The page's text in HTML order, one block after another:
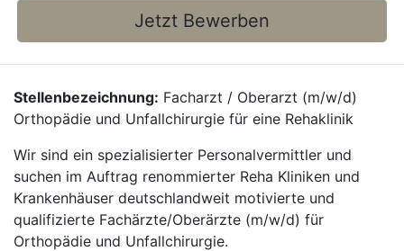
Jetzt Bewerben
Stellenbezeichnung: Facharzt / Oberarzt (m/w/d)
Orthopädie und Unfallchirurgie für eine Rehaklinik
Wir sind ein spezialisierter Personalvermittler und
suchen im Auftrag renommierter Reha Kliniken und
Krankenhäuser deutschlandweit motivierte und
qualifizierte Fachärzte/Oberärzte (m/w/d) für
Orthopädie und Unfallchirurgie.